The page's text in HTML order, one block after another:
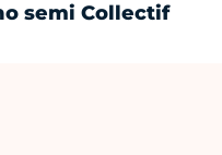
semi Collectif